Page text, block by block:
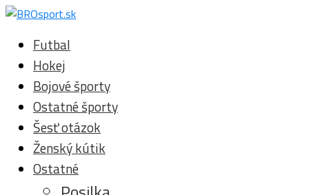
Futbal
Hokej
Bojové športy
Ostatné športy
Šesť otázok
Ženský kútik
Ostatné